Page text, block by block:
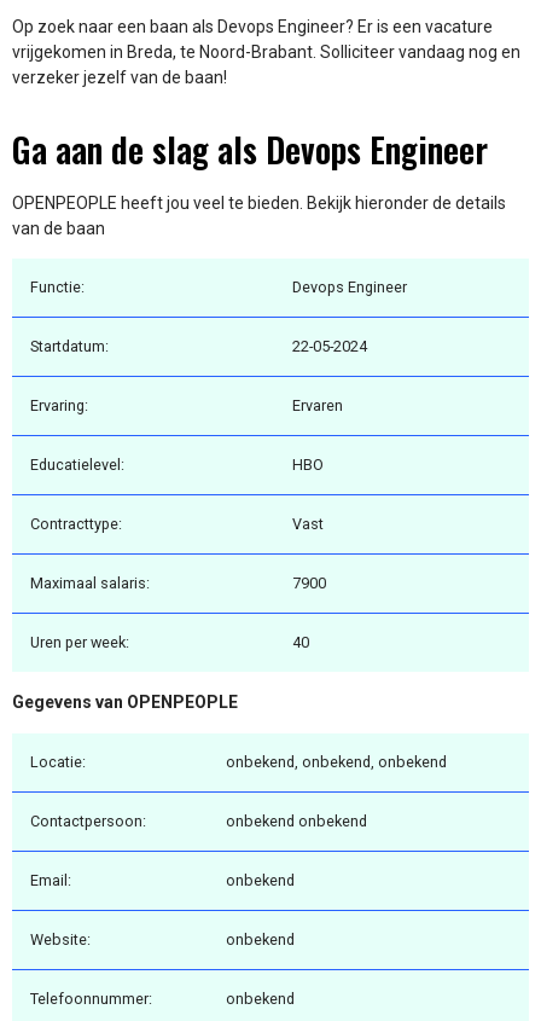
Op zoek naar een baan als Devops Engineer? Er is een vacature
vrijgekomen in Breda, te Noord-Brabant. Solliciteer vandaag nog en
verzeker jezelf van de baan!
Ga aan de slag als Devops Engineer
OPENPEOPLE heeft jou veel te bieden. Bekijk hieronder de details
van de baan
Functie: Devops Engineer
Startdatum: 22-05-2024
Ervaring: Ervaren
Educatielevel: HBO
Contracttype: Vast
Maximaal salaris: 7900
Uren per week: 40
Gegevens van OPENPEOPLE
Locatie: onbekend, onbekend, onbekend
Contactpersoon: onbekend onbekend
Email: onbekend
Website: onbekend
Telefoonnummer: onbekend